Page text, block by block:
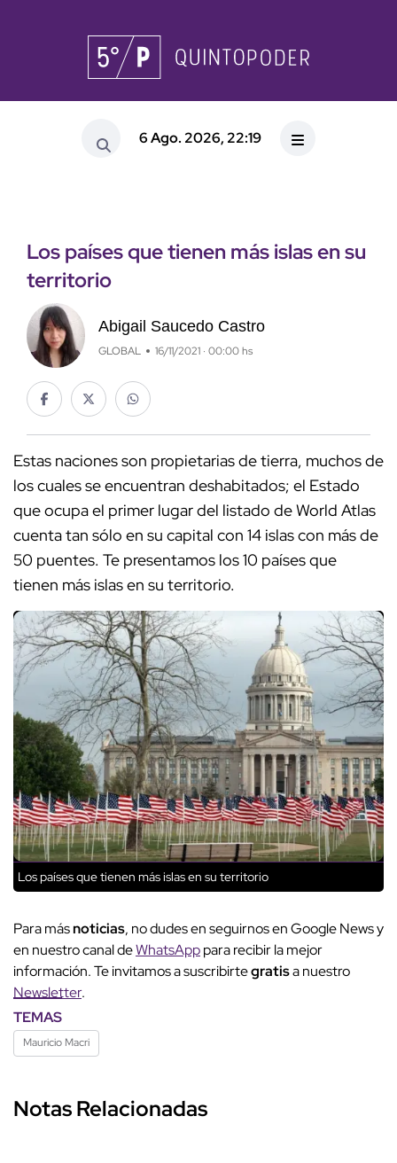
6 Ago. 2026, 22:19
Los países que tienen más islas en su
territorio
Abigail Saucedo Castro
GLOBAL 16/11/2021 · 00:00 hs
Estas naciones son propietarias de tierra, muchos de
los cuales se encuentran deshabitados; el Estado
que ocupa el primer lugar del listado de World Atlas
cuenta tan sólo en su capital con 14 islas con más de
50 puentes. Te presentamos los 10 países que
tienen más islas en su territorio.
Los países que tienen más islas en su territorio
Para másnoticias, no dudes en seguirnos en Google News y
en nuestro canal deWhatsApppara recibir la mejor
información. Te invitamos a suscribirtegratisa nuestro
Newsletter.
TEMAS
Mauricio Macri
Notas Relacionadas